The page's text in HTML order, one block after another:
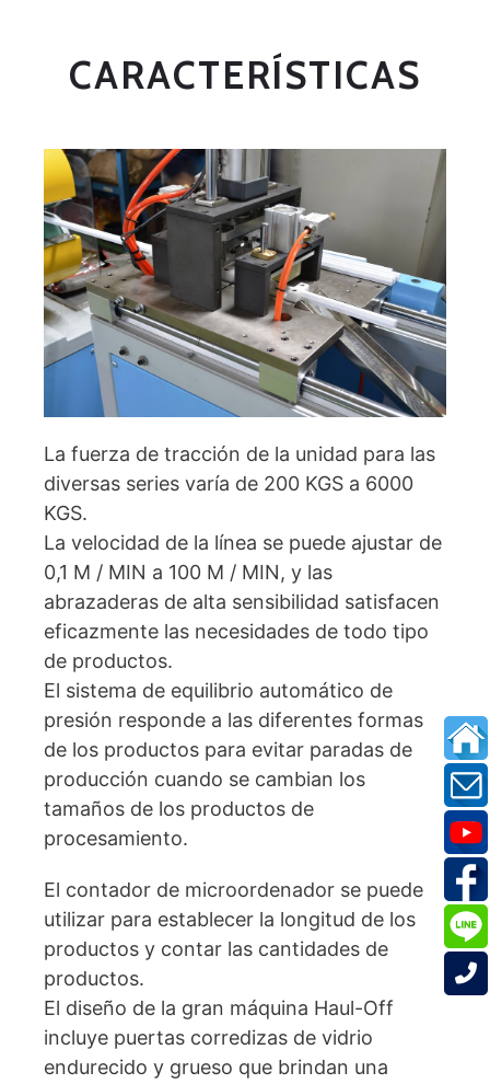
CARACTERÍSTICAS
La fuerza de tracción de la unidad para las
diversas series varía de 200 KGS a 6000
KGS.
La velocidad de la línea se puede ajustar de
0,1 M / MIN a 100 M / MIN, y las
abrazaderas de alta sensibilidad satisfacen
eficazmente las necesidades de todo tipo
de productos.
El sistema de equilibrio automático de
presión responde a las diferentes formas
de los productos para evitar paradas de
producción cuando se cambian los
tamaños de los productos de
procesamiento.
El contador de microordenador se puede
utilizar para establecer la longitud de los
productos y contar las cantidades de
productos.
El diseño de la gran máquina Haul-Off
incluye puertas corredizas de vidrio
endurecido y grueso que brindan una